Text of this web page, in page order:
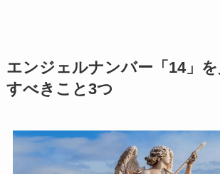
エンジェルナンバー「14」
すべきこと3つ